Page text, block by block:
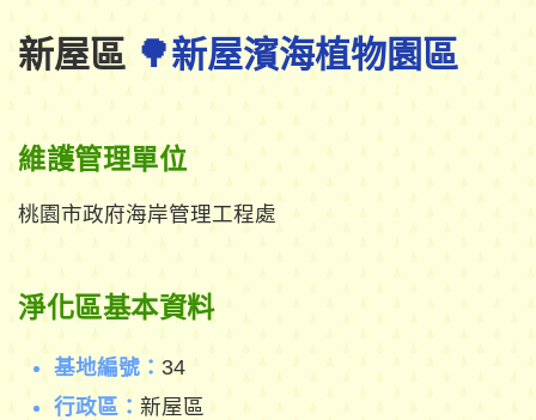
新屋區 🌳新屋濱海植物園區
維護管理單位
桃園市政府海岸管理工程處
淨化區基本資料
基地編號： 34
行政區： 新屋區